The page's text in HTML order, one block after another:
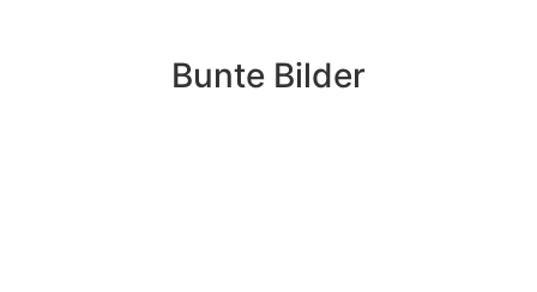
Bunte Bilder